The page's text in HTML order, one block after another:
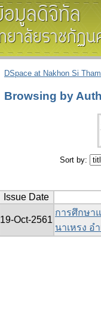
DSpace at Nakhon Si
Browsing by
Sort by:
Issue Date
19-Oct-2561
การศึกษา
นาเหรง อ